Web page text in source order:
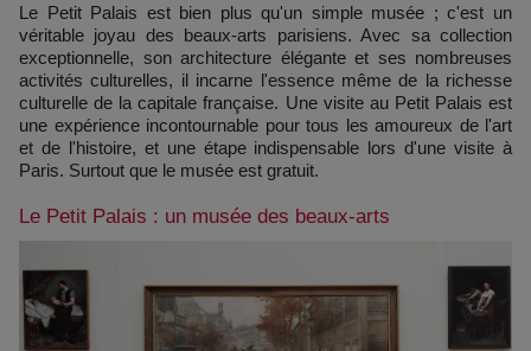
Le Petit Palais est bien plus qu'un simple musée ; c'est un
véritable joyau des beaux-arts parisiens. Avec sa collection
exceptionnelle, son architecture élégante et ses nombreuses
activités culturelles, il incarne l'essence même de la richesse
culturelle de la capitale française. Une visite au Petit Palais est
une expérience incontournable pour tous les amoureux de l'art
et de l'histoire, et une étape indispensable lors d'une visite à
Paris. Surtout que le musée est gratuit.
Le Petit Palais : un musée des beaux-arts